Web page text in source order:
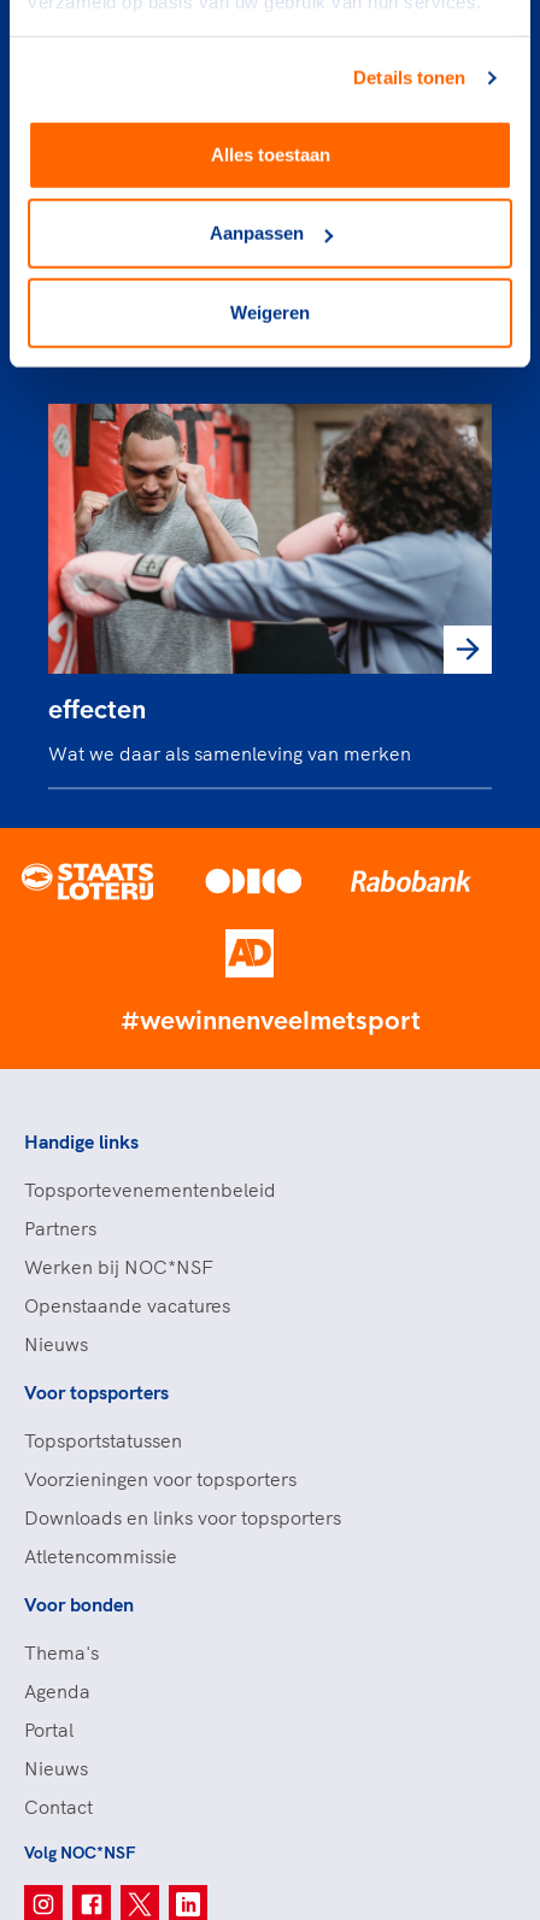
Details tonen
Alles toestaan
Aanpassen
Weigeren
kritische succesfactoren
Noodzakelijk om de doelstellingen te realiseren
effecten
Wat we daar als samenleving van merken
#wewinnenveelmetsport
Handige links
Topsportevenementenbeleid
Partners
Werken bij NOC*NSF
Openstaande vacatures
Nieuws
Voor topsporters
Topsportstatussen
Voorzieningen voor topsporters
Downloads en links voor topsporters
Atletencommissie
Voor bonden
Thema's
Agenda
Portal
Nieuws
Contact
Volg NOC*NSF